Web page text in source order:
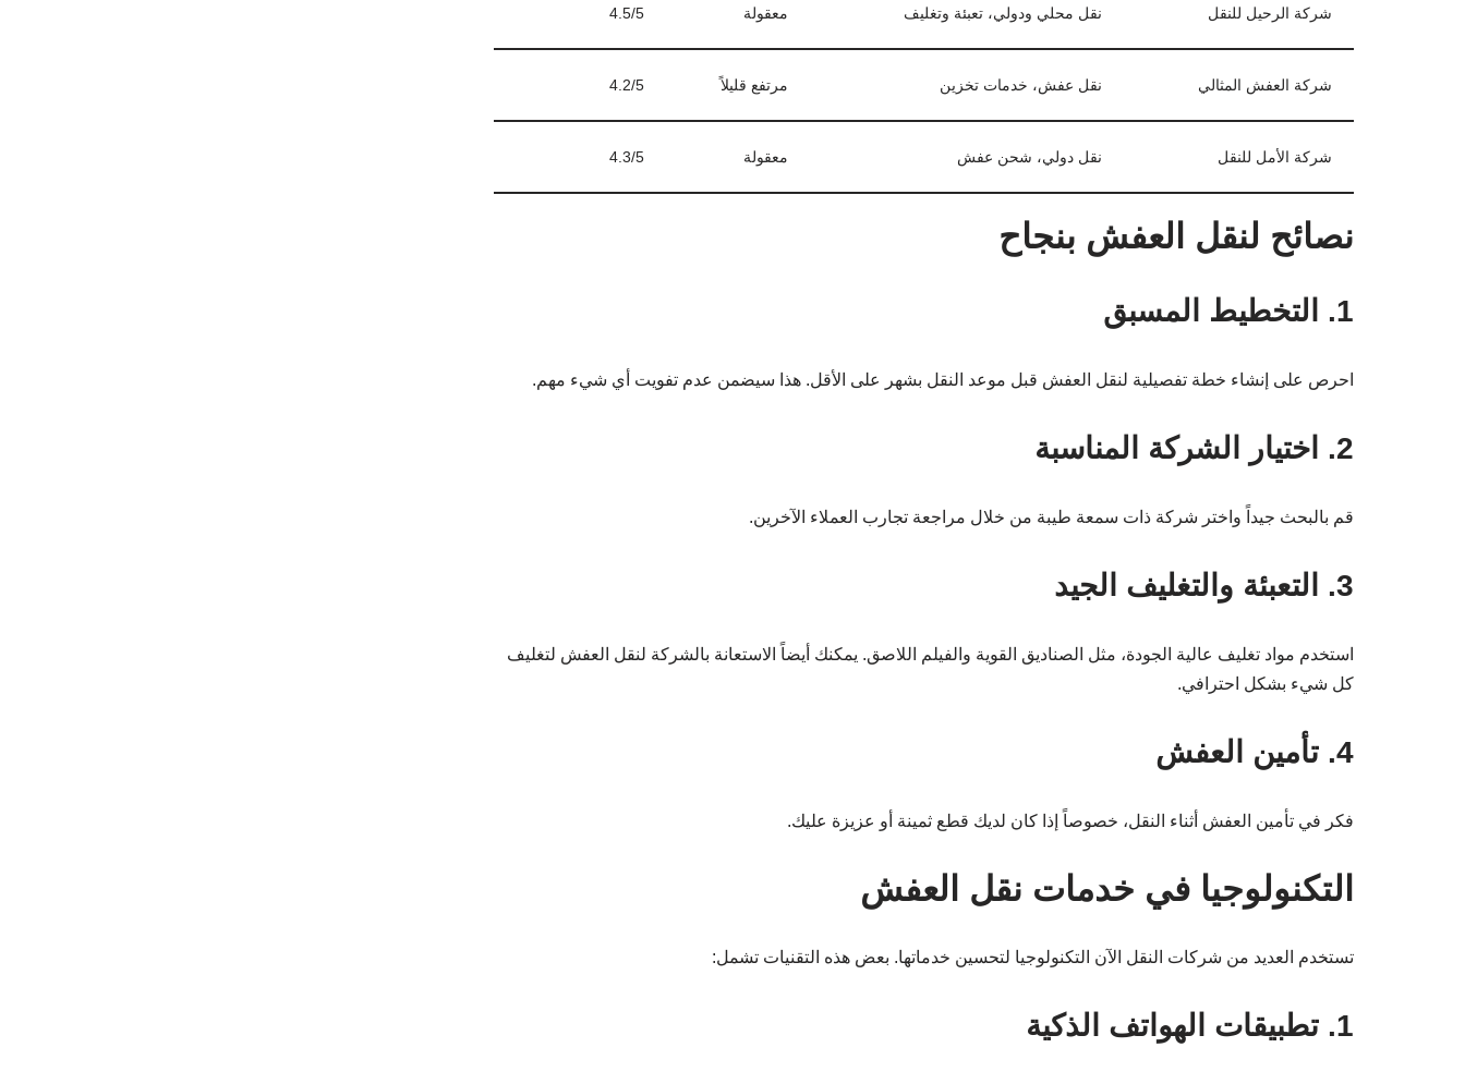
شركة الرحيل للنقل نقل محلي ودولي، تعبئة وتغليف معقولة 4.5/5
شركة العفش المثالي نقل عفش، خدمات تخزين مرتفع قليلاً 4.2/5
شركة الأمل للنقل نقل دولي، شحن عفش معقولة 4.3/5
نصائح لنقل العفش بنجاح
1. التخطيط المسبق
احرص على إنشاء خطة تفصيلية لنقل العفش قبل موعد النقل بشهر على الأقل. هذا سيضمن عدم تفويت أي شيء مهم.
2. اختيار الشركة المناسبة
قم بالبحث جيداً واختر شركة ذات سمعة طيبة من خلال مراجعة تجارب العملاء الآخرين.
3. التعبئة والتغليف الجيد
استخدم مواد تغليف عالية الجودة، مثل الصناديق القوية والفيلم اللاصق. يمكنك أيضاً الاستعانة بالشركة لنقل العفش لتغليف
كل شيء بشكل احترافي.
4. تأمين العفش
فكر في تأمين العفش أثناء النقل، خصوصاً إذا كان لديك قطع ثمينة أو عزيزة عليك.
التكنولوجيا في خدمات نقل العفش
تستخدم العديد من شركات النقل الآن التكنولوجيا لتحسين خدماتها. بعض هذه التقنيات تشمل:
1. تطبيقات الهواتف الذكية